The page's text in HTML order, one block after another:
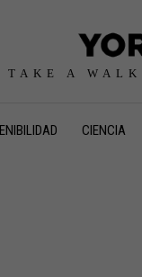
TAKE A
CIENCIA